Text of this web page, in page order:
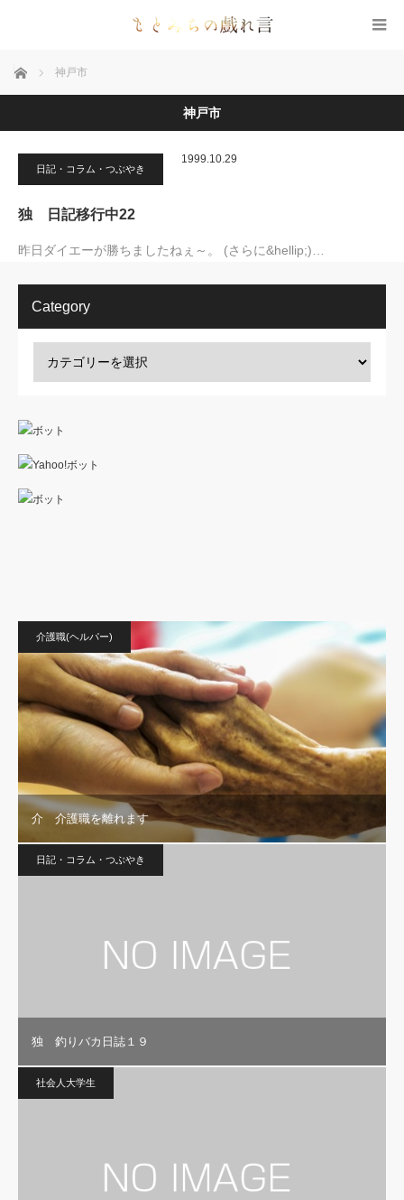
ホーム 神戸市
神戸市
日記・コラム・つぶやき
1999.10.29
独 日記移行中22
昨日ダイエーが勝ちましたねぇ～。 (さらに&hellip;)…
Category
介護職(ヘルパー)
介 介護職を離れます
日記・コラム・つぶやき
独 釣りバカ日誌１９
社会人大学生